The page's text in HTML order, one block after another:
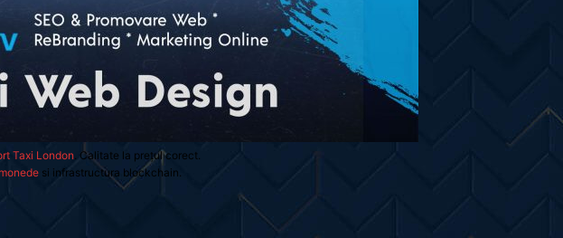
Taxi London. Calitate la prețul corect.
si infrastructura blockchain.